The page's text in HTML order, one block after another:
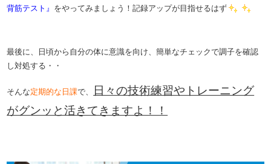
背筋テスト』 をやってみましょう！記録アップが目指せるはず
最後に、日頃から自分の体に意識を向け、簡単なチェックで調子を確認
し対処する・・
そんな定期的な日課で、
日々の技術練習やトレーニング
がグンッと活きてきますよ！！